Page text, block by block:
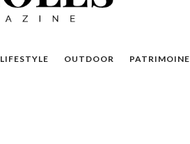
LIFESTYLE OUTDOOR PATRIMOINE